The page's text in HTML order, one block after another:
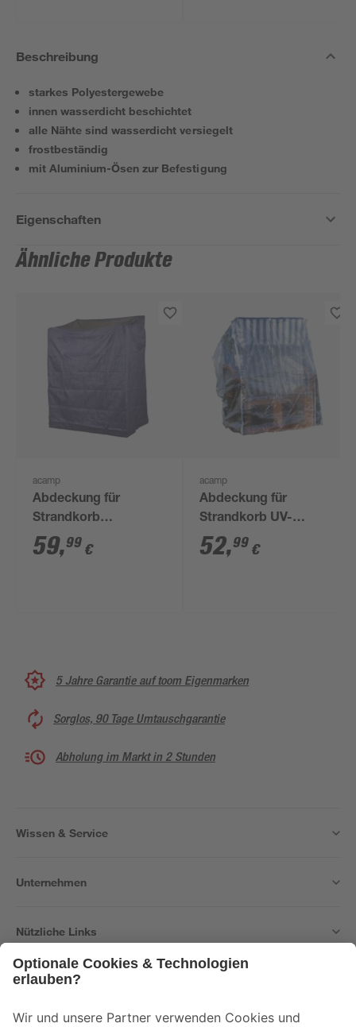
Beschreibung
starkes Polyestergewebe
innen wasserdicht beschichtet
alle Nähte sind wasserdicht versiegelt
frostbeständig
mit Aluminium-Ösen zur Befestigung
Eigenschaften
Ähnliche Produkte
acamp
Abdeckung für
Strandkorb
wasserabweisend &
frostsicher 79 x 165 x
59,99 €
acamp
Abdeckung für
Strandkorb UV-
beständig 128 x 105 x
165 cm
52,99 €
5 Jahre Garantie auf toom Eigenmarken
Sorglos, 90 Tage Umtauschgarantie
Abholung im Markt in 2 Stunden
Wissen & Service
Unternehmen
Nützliche Links
Der toom Newsletter: Keine Angebote und Aktionen mehr verpassen!